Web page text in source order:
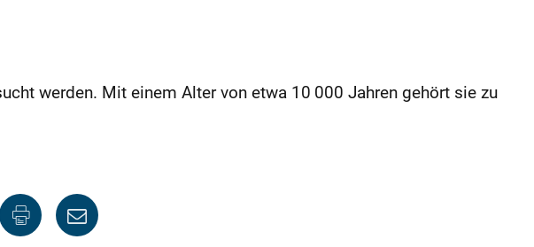
werden. Mit einem Alter von etwa 10 000 Jahren gehört sie zu